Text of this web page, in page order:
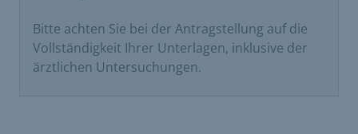
Bitte achten Sie bei der Antragstellung auf die
Vollständigkeit Ihrer Unterlagen, inklusive der
ärztlichen Untersuchungen.